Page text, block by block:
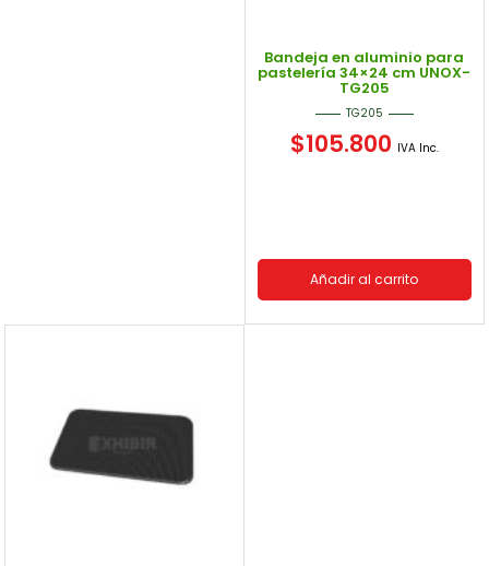
Bandeja en aluminio para
pastelería 34×24 cm UNOX-
TG205
TG205
$105.800 IVA Inc.
Añadir al carrito